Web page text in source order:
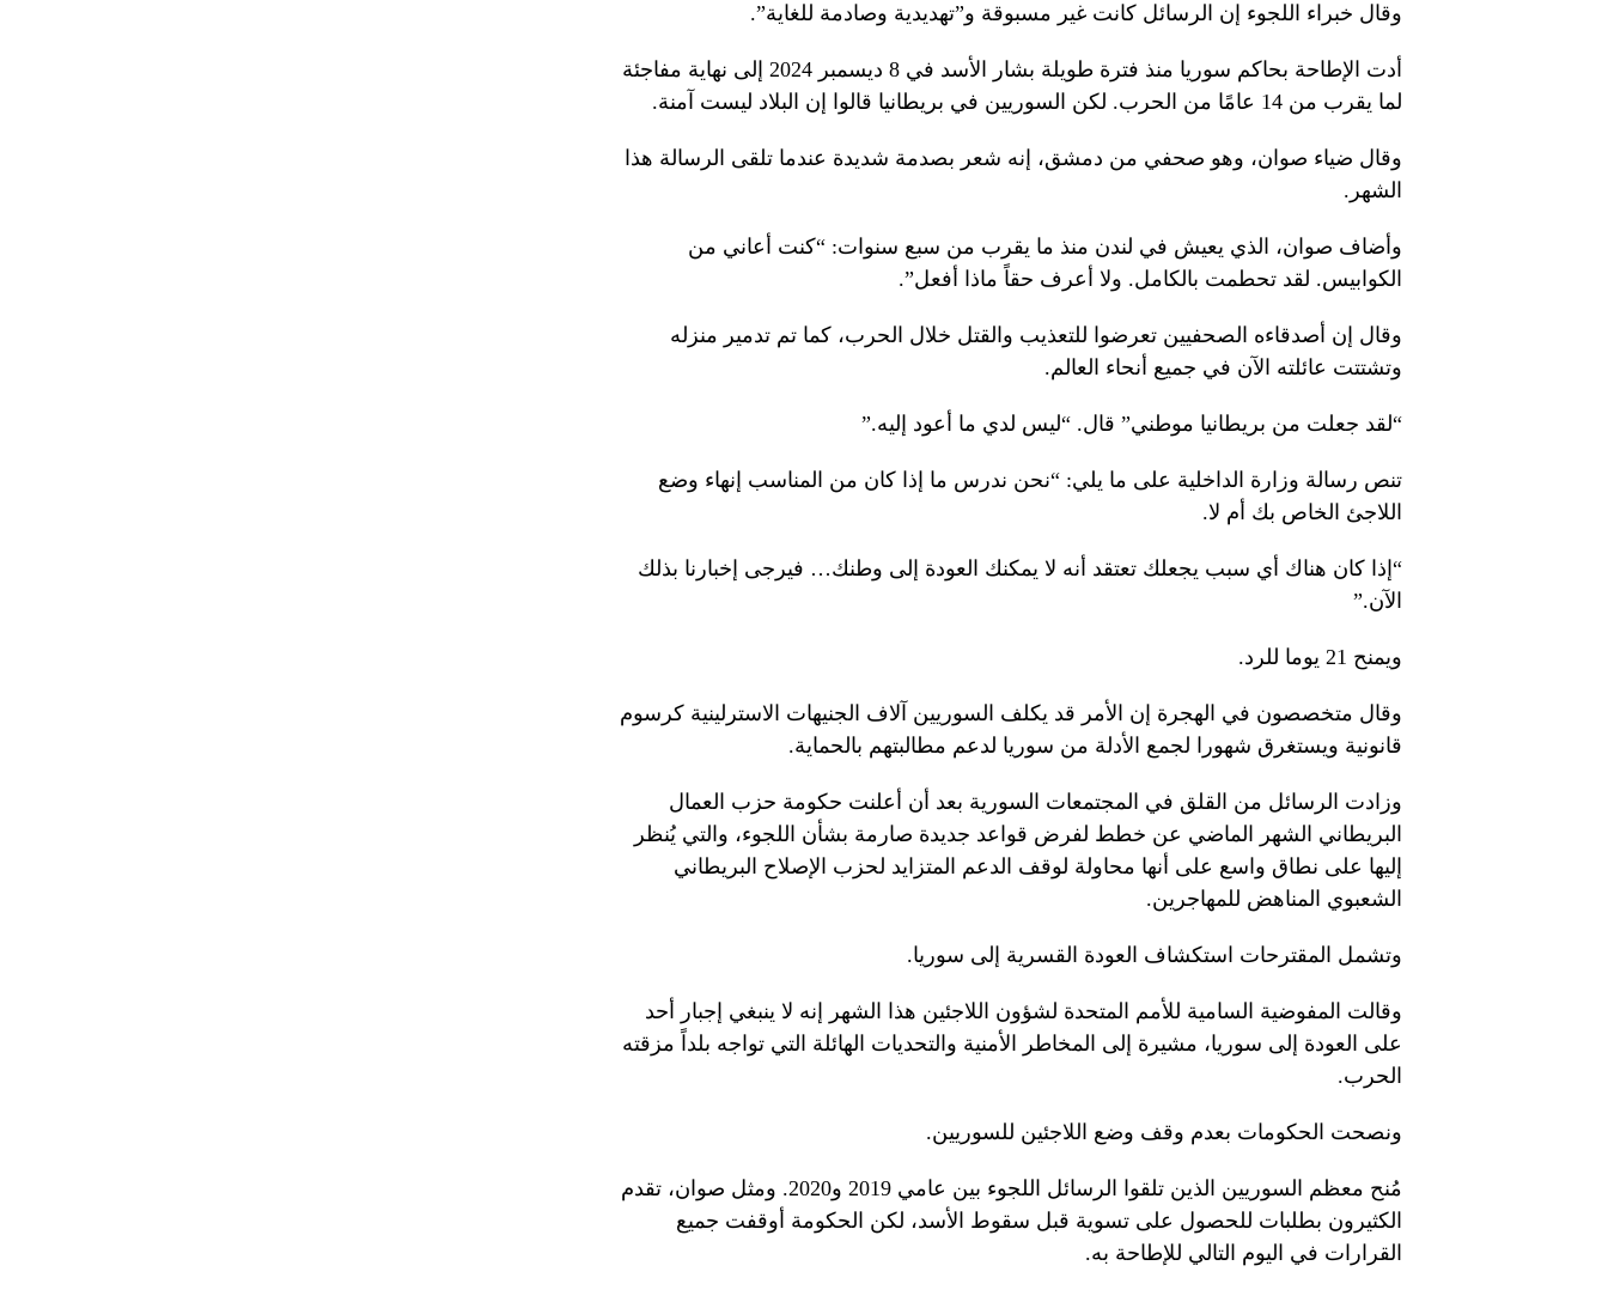
وقال خبراء اللجوء إن الرسائل كانت غير مسبوقة و”تهديدية وصادمة للغاية”.
أدت الإطاحة بحاكم سوريا منذ فترة طويلة بشار الأسد في 8 ديسمبر 2024 إلى نهاية مفاجئة
لما يقرب من 14 عامًا من الحرب. لكن السوريين في بريطانيا قالوا إن البلاد ليست آمنة.
وقال ضياء صوان، وهو صحفي من دمشق، إنه شعر بصدمة شديدة عندما تلقى الرسالة هذا
الشهر.
وأضاف صوان، الذي يعيش في لندن منذ ما يقرب من سبع سنوات: “كنت أعاني من
الكوابيس. لقد تحطمت بالكامل. ولا أعرف حقاً ماذا أفعل”.
وقال إن أصدقاءه الصحفيين تعرضوا للتعذيب والقتل خلال الحرب، كما تم تدمير منزله
وتشتتت عائلته الآن في جميع أنحاء العالم.
“لقد جعلت من بريطانيا موطني” قال. “ليس لدي ما أعود إليه.”
تنص رسالة وزارة الداخلية على ما يلي: “نحن ندرس ما إذا كان من المناسب إنهاء وضع
اللاجئ الخاص بك أم لا.
“إذا كان هناك أي سبب يجعلك تعتقد أنه لا يمكنك العودة إلى وطنك… فيرجى إخبارنا بذلك
الآن.”
ويمنح 21 يوما للرد.
وقال متخصصون في الهجرة إن الأمر قد يكلف السوريين آلاف الجنيهات الاسترلينية كرسوم
قانونية ويستغرق شهورا لجمع الأدلة من سوريا لدعم مطالبتهم بالحماية.
وزادت الرسائل من القلق في المجتمعات السورية بعد أن أعلنت حكومة حزب العمال
البريطاني الشهر الماضي عن خطط لفرض قواعد جديدة صارمة بشأن اللجوء، والتي يُنظر
إليها على نطاق واسع على أنها محاولة لوقف الدعم المتزايد لحزب الإصلاح البريطاني
الشعبوي المناهض للمهاجرين.
وتشمل المقترحات استكشاف العودة القسرية إلى سوريا.
وقالت المفوضية السامية للأمم المتحدة لشؤون اللاجئين هذا الشهر إنه لا ينبغي إجبار أحد
على العودة إلى سوريا، مشيرة إلى المخاطر الأمنية والتحديات الهائلة التي تواجه بلداً مزقته
الحرب.
ونصحت الحكومات بعدم وقف وضع اللاجئين للسوريين.
مُنح معظم السوريين الذين تلقوا الرسائل اللجوء بين عامي 2019 و2020. ومثل صوان، تقدم
الكثيرون بطلبات للحصول على تسوية قبل سقوط الأسد، لكن الحكومة أوقفت جميع
القرارات في اليوم التالي للإطاحة به.